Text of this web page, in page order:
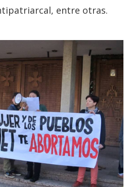
entre otras.